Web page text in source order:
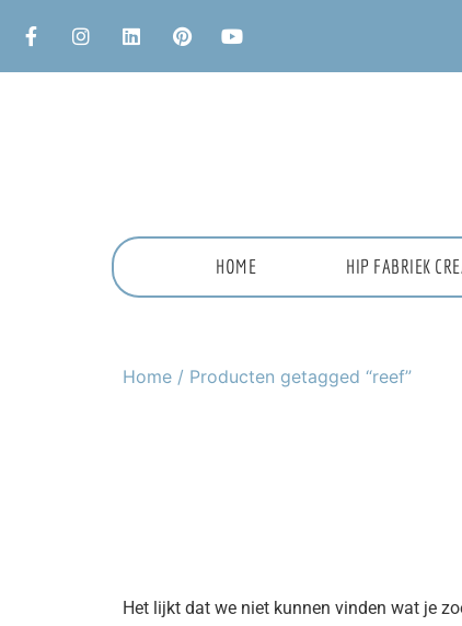
HOME HIP FABRIEK
Home / Producten getagged “reef”
Het lijkt dat we niet kunnen vinden wat je